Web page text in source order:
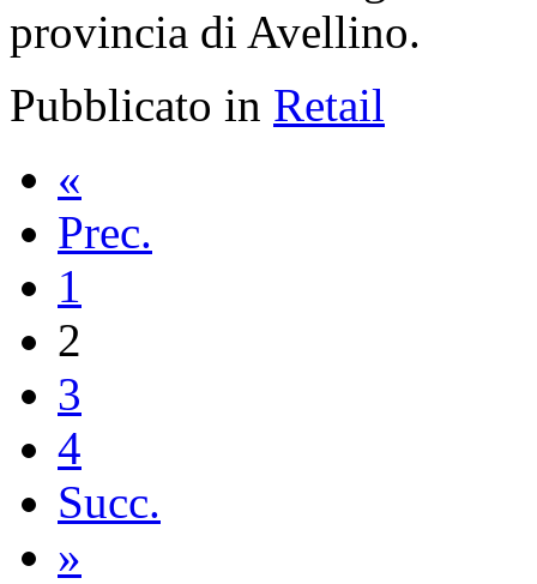
provincia di Avellino.
Pubblicato in Retail
«
Prec.
1
2
3
4
Succ.
»